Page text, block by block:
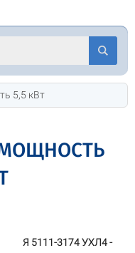
5,5 кВт
МОЩНОСТЬ
Я 5111-3174 УХЛ4 -